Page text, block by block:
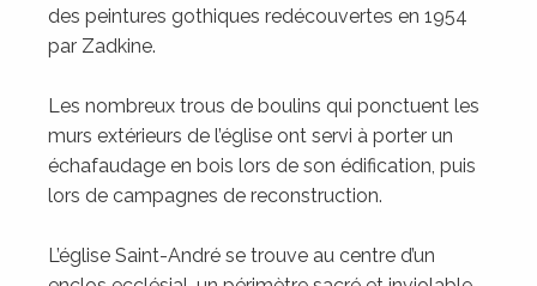
des peintures gothiques redécouvertes en 1954
par Zadkine.
Les nombreux trous de boulins qui ponctuent les
murs extérieurs de l’église ont servi à porter un
échafaudage en bois lors de son édification, puis
lors de campagnes de reconstruction.
L’église Saint-André se trouve au centre d’un